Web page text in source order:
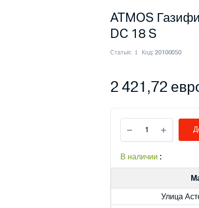
ATMOS
DC 18 S
Статья: Код: 20100050
2 421,72
Газификация
древесины,
котлы
DC
S,
количество
В наличии :
Улица